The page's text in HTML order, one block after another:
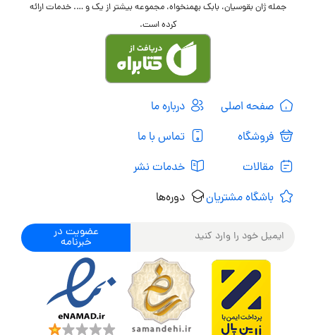
جمله ژان بقوسیان، بابک بهمنخواه، مجموعه بیشتر از یک و …. خدمات ارائه
کرده است.
صفحه اصلی
فروشگاه
مقالات
باشگاه مشتریان
درباره ما
تماس با ما
خدمات نشر
دوره‌ها
عضویت در
خبرنامه